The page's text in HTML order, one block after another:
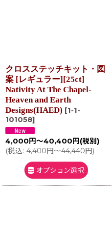
クロスステッチキット・図
案 [レギュラー][25ct]
Nativity At The Chapel-
Heaven and Earth
Designs(HAED) [1-1-
101058]
4,000 円～40,400 円 (税別)
(税込: 4,400円～44,440円)
オプション選択